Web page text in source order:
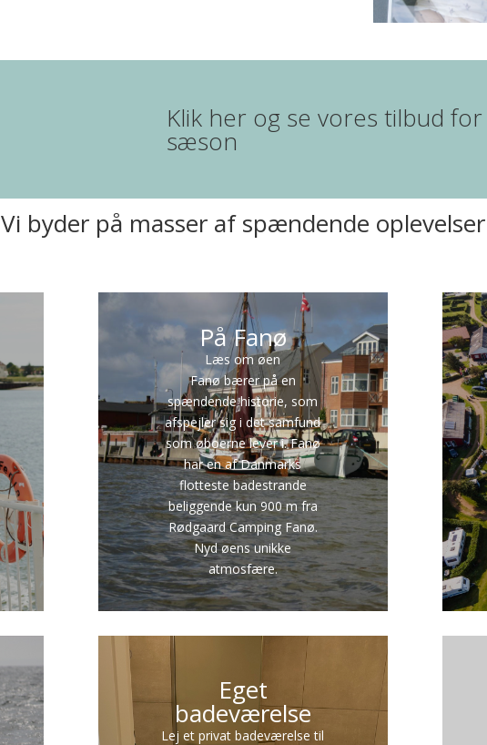
Klik her og se vores tilbud
sæson
Vi byder på masser af spændende oplevelser
På Fanø
Læs om øen
Fanø bærer på en
spændende historie, som
afspejler sig i det samfund
som øboerne lever i. Fanø
har en af Danmarks
flotteste badestrande
beliggende kun 900 m fra
Rødgaard Camping Fanø.
Nyd øens unikke
atmosfære.
Eget
badeværelse
Lej et privat badeværelse til